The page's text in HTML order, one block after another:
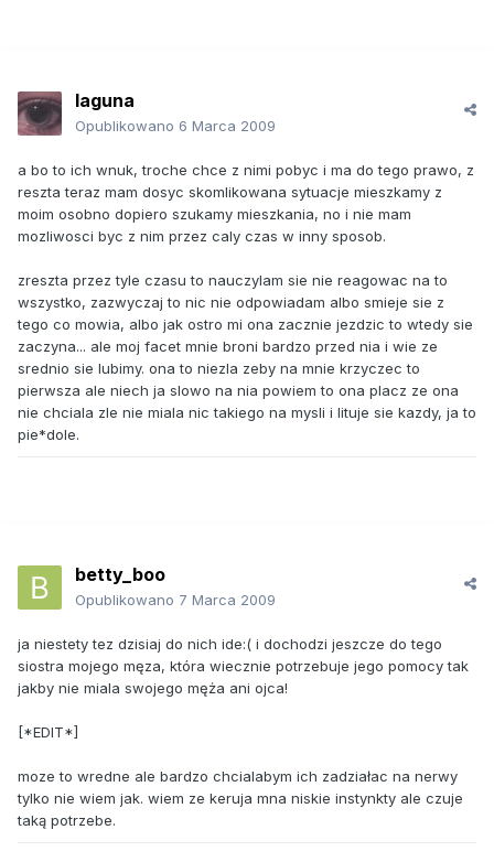
laguna
Opublikowano 6 Marca 2009
a bo to ich wnuk, troche chce z nimi pobyc i ma do tego prawo, z
reszta teraz mam dosyc skomlikowana sytuacje mieszkamy z
moim osobno dopiero szukamy mieszkania, no i nie mam
mozliwosci byc z nim przez caly czas w inny sposob.
zreszta przez tyle czasu to nauczylam sie nie reagowac na to
wszystko, zazwyczaj to nic nie odpowiadam albo smieje sie z
tego co mowia, albo jak ostro mi ona zacznie jezdzic to wtedy sie
zaczyna... ale moj facet mnie broni bardzo przed nia i wie ze
srednio sie lubimy. ona to niezla zeby na mnie krzyczec to
pierwsza ale niech ja slowo na nia powiem to ona placz ze ona
nie chciala zle nie miala nic takiego na mysli i lituje sie kazdy, ja to
pie*dole.
betty_boo
Opublikowano 7 Marca 2009
ja niestety tez dzisiaj do nich ide:( i dochodzi jeszcze do tego
siostra mojego męza, która wiecznie potrzebuje jego pomocy tak
jakby nie miala swojego męża ani ojca!
[*EDIT*]
moze to wredne ale bardzo chcialabym ich zadziałac na nerwy
tylko nie wiem jak. wiem ze keruja mna niskie instynkty ale czuje
taką potrzebe.